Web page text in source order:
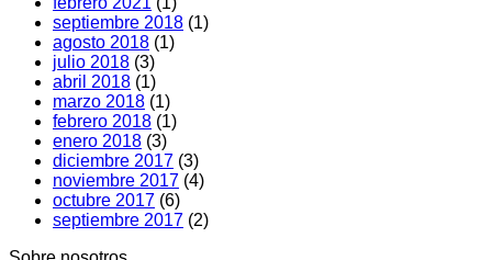
septiembre 2018 (1)
agosto 2018 (1)
julio 2018 (3)
abril 2018 (1)
marzo 2018 (1)
febrero 2018 (1)
enero 2018 (3)
diciembre 2017 (3)
noviembre 2017 (4)
octubre 2017 (6)
septiembre 2017 (2)